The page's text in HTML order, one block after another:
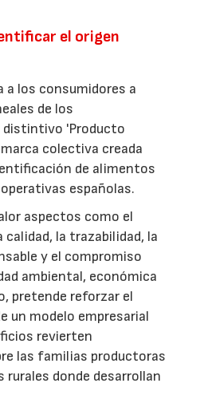
el origen
a los consumidores a
de los
distintivo 'Producto
colectiva creada
de alimentos
españolas.
aspectos como el
calidad, la trazabilidad, la
y el compromiso
ambiental, económica
pretende reforzar el
un modelo empresarial
revierten
las familias productoras
rurales donde desarrollan